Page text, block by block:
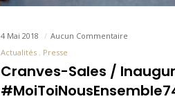
4 Mai 2018
Aucun Commentaire
Actualités
Presse
Cranves-Sales /